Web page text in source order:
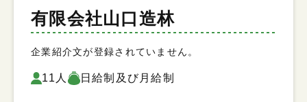
有限会社山口造林
企業紹介文が登録されていません。
11人 日給制及び月給制